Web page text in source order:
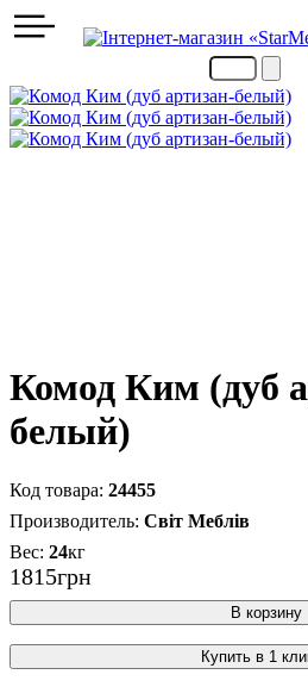
Комод Ким (дуб
белый)
24455
Світ Меблів
24кг
1815грн
В корзину
Купить в 1